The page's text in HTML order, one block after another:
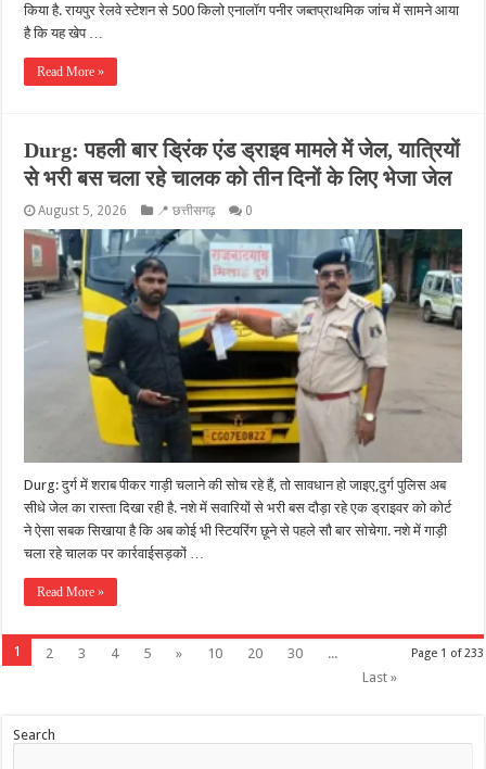
किया है. रायपुर रेलवे स्टेशन से 500 किलो एनालॉग पनीर जब्तप्राथमिक जांच में सामने आया
है कि यह खेप …
Read More »
Durg: पहली बार ड्रिंक एंड ड्राइव मामले में जेल, यात्रियों
से भरी बस चला रहे चालक को तीन दिनों के लिए भेजा जेल
August 5, 2026 📍 छत्तीसगढ़ 0
Durg: दुर्ग में शराब पीकर गाड़ी चलाने की सोच रहे हैं, तो सावधान हो जाइए,दुर्ग पुलिस अब
सीधे जेल का रास्ता दिखा रही है. नशे में सवारियों से भरी बस दौड़ा रहे एक ड्राइवर को कोर्ट
ने ऐसा सबक सिखाया है कि अब कोई भी स्टियरिंग छूने से पहले सौ बार सोचेगा. नशे में गाड़ी
चला रहे चालक पर कार्रवाई​सड़कों …
Read More »
Page 1 of 233
1 2 3 4 5 » 10 20 30
...
Last »
Search